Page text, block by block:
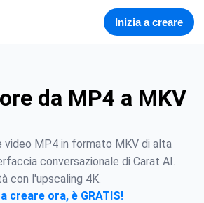
Inizia a creare
da MP4 a MKV
MP4 in formato MKV di alta
conversazionale di Carat AI.
con l'upscaling 4K.
creare ora, è GRATIS!